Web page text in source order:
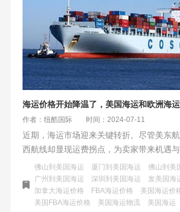
海运价格开始降温了，美国海运和欧洲海
作者：纽酷国际 时间：2024-07-11
近期，海运市场迎来关键转折。尽管美东
西航线却显现运费拐点，为卖家带来机遇与
运等船公司调整策略，撤销涨价计划，而
下调运价，标志着美西航线运费松动。这
场供需关系正逐步改善，新航线投放与市场
用，促使运费回归理性。跨境卖家或可借
佛山到美国海运 厦门到美国海运
佛山到美
广州到美国海运
深圳到美国海运 发美国海
加拿大海运价格
FBA海运价格
美国海运价
美国FBA海运价格
美国海运物流 美国海运